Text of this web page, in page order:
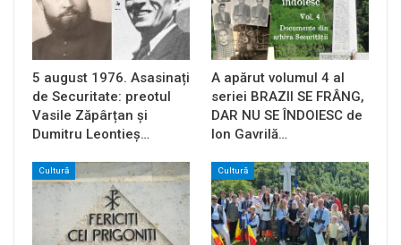
5 august 1976. Asasinați
de Securitate: preotul
Vasile Zăpârțan și
Dumitru Leontieș…
A apărut volumul 4 al
seriei BRAZII SE FRÂNG,
DAR NU SE ÎNDOIESC de
Ion Gavrilă…
Cultură Cultură